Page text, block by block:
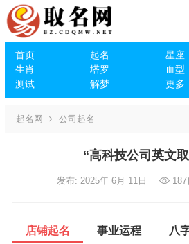
首页 起名 星座
生肖
塔罗 血型
测试
解梦 更多
起名网 公司起名
“高科技公司英文
发布: 2025年 6月 11日 187
店铺起名 事业运程 八